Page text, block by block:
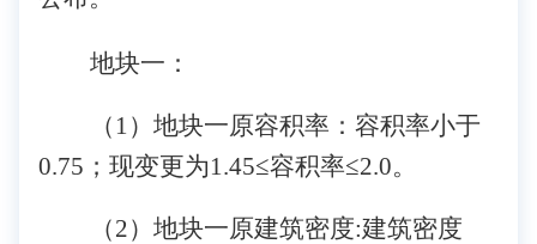
地块一：
（ 1）地块一原容积率：容积率小于
0.75；现变更为1.45≤容积率≤2.0。
（2）地块一原建筑密度:建筑密度